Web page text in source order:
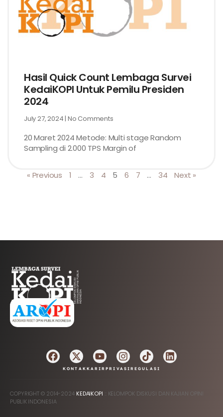
Hasil Quick Count Lembaga Survei
KedaiKOPI Untuk Pemilu Presiden
2024
July 27, 2024 No Comments
20 Maret 2024 Metode: Multi stage Random
Sampling di 2.000 TPS Margin of
« Previous 1 … 3 4 5 6 7 … 34 Next »
AFILIASI
KONTAK KARIRPRIVASI REGULASI
COPYRIGHT © 2014-2024 KEDAIKOPI :: KELOMPOK DISKUSI DAN KAJIAN OPINI
PUBLIK INDONESIA